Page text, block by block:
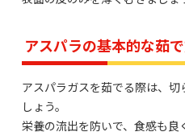
アスパラの基本的な茹
アスパラガスを茹でる際は、
しょう。
栄養の流出を防いで、食感も良